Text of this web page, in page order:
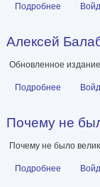
Подробнее о Эрик
Алексей
Обновленное
Подробнее о
Почему не
Почему не было
Подробнее о